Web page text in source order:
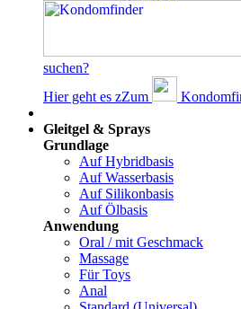
suchen?
Hier geht es zZum
Gleitgel & Sprays
Grundlage
Auf Hybridbasis
Auf Wasserbasis
Auf Silikonbasis
Auf Ölbasis
Anwendung
Oral / mit Geschmack
Massage
Für Toys
Anal